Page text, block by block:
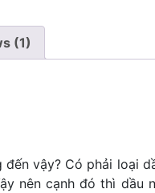
(1)
vậy? Có phải loại
nên cạnh đó thì